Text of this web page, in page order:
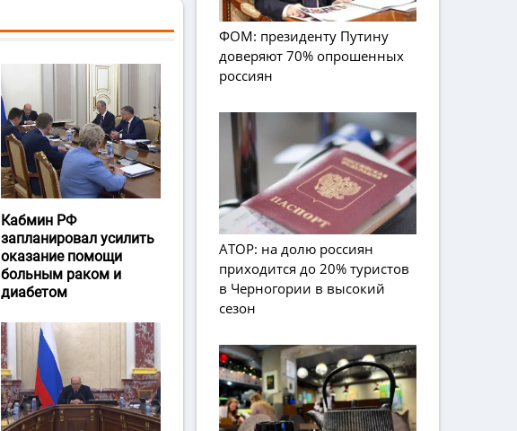
Кабмин РФ
запланировал усилить
оказание помощи
больным раком и
диабетом
ФОМ: президенту Путину
доверяют 70% опрошенных
россиян
АТОР: на долю россиян
приходится до 20% туристов
в Черногории в высокий
сезон